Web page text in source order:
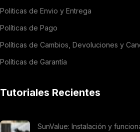
Politicas de Envio y Entrega
Políticas de Pago
Políticas de Cambios, Devoluciones y
Políticas de Garantía
Tutoriales Recientes
SunValue: Instalación y